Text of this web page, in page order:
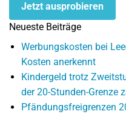
Jetzt ausprobieren
Neueste Beiträge
Werbungskosten bei
Kosten anerkennt
Kindergeld trotz
der 20-Stunden-Grenze
Pfändungsfreigrenzen